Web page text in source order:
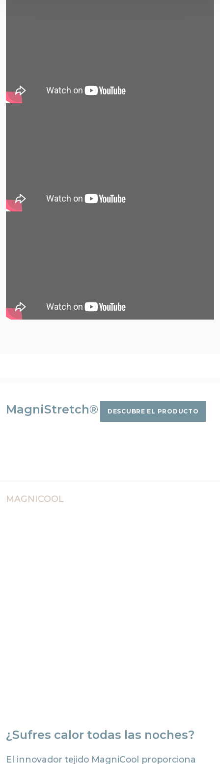
MagniStretch® DESCUBRE EL PRODUCTO